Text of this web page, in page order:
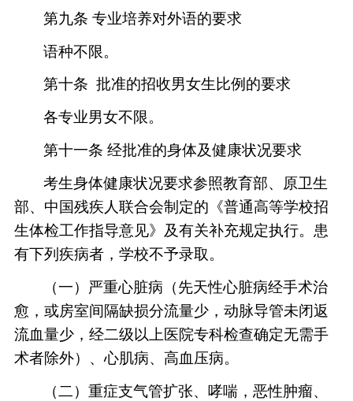
第九条 专业培养对外语的要求
语种不限。
第十条 批准的招收男女生比例的要求
各专业男女不限。
第十一条 经批准的身体及健康状况要求
考生身体健康状况要求参照教育部、原卫生
部、中国残疾人联合会制定的《普通高等学校招
生体检工作指导意见》及有关补充规定执行。患
有下列疾病者，学校不予录取。
（一）严重心脏病（先天性心脏病经手术治
愈，或房室间隔缺损分流量少，动脉导管未闭返
流血量少，经二级以上医院专科检查确定无需手
术者除外）、心肌病、高血压病。
（二）重症支气管扩张、哮喘，恶性肿瘤、